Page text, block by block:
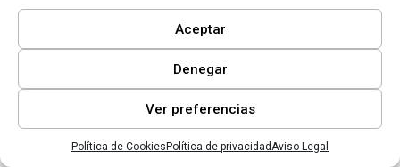
Aceptar
Denegar
Ver preferencias
Política de Cookies Política de privacidadAviso Legal
Inicio Mi lista Perfil